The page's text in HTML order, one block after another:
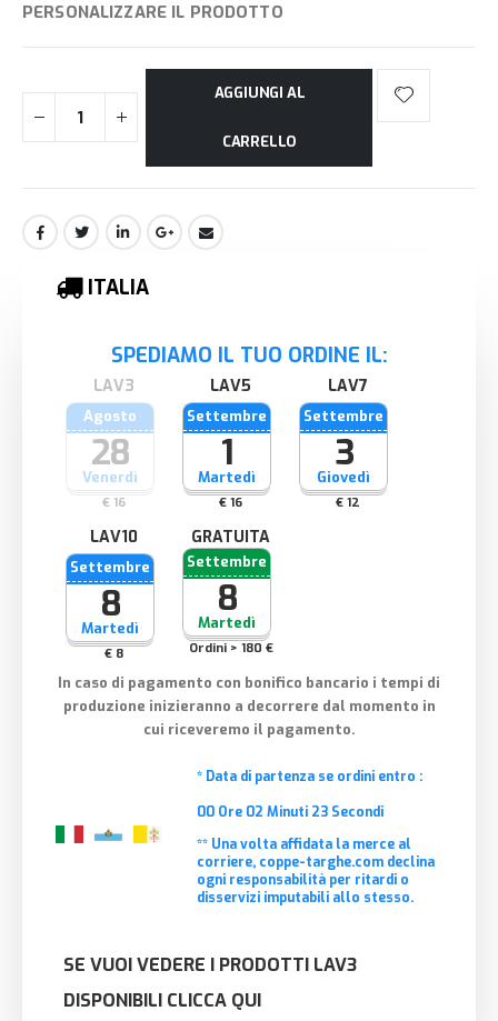
PERSONALIZZARE IL PRODOTTO
AGGIUNGI AL
CARRELLO
ITALIA
SPEDIAMO IL TUO ORDINE IL:
Venerdì
Agosto
28
€ 16
Martedì
Settembre
1
€ 16
Giovedì
Settembre
3
€ 12
Martedì
Settembre
8
€ 8
GRATUITA
Martedì
Settembre
8
Ordini > 180 €
In caso di pagamento con bonifico bancario i tempi di
produzione inizieranno a decorrere dal momento in
cui riceveremo il pagamento.
* Data di partenza se ordini entro :
00Ore 02 Minuti 22 Secondi
** Una volta affidata la merce al
corriere, coppe-targhe.com declina
ogni responsabilità per ritardi o
disservizi imputabili allo stesso.
SE VUOI VEDERE I PRODOTTI LAV3
DISPONIBILI CLICCA QUI